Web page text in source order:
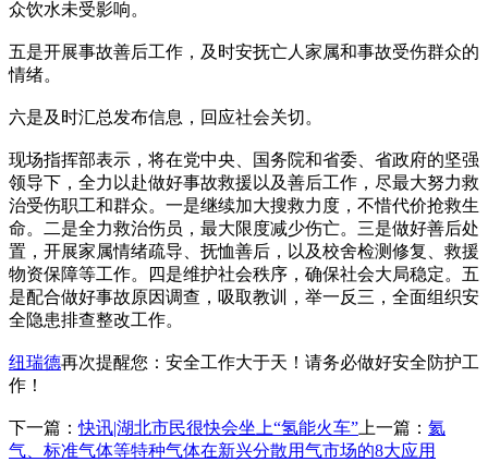
众饮水未受影响。
五是开展事故善后工作，及时安抚亡人家属和事故受伤群众的
情绪。
六是及时汇总发布信息，回应社会关切。
现场指挥部表示，将在党中央、国务院和省委、省政府的坚强
领导下，全力以赴做好事故救援以及善后工作，尽最大努力救
治受伤职工和群众。一是继续加大搜救力度，不惜代价抢救生
命。二是全力救治伤员，最大限度减少伤亡。三是做好善后处
置，开展家属情绪疏导、抚恤善后，以及校舍检测修复、救援
物资保障等工作。四是维护社会秩序，确保社会大局稳定。五
是配合做好事故原因调查，吸取教训，举一反三，全面组织安
全隐患排查整改工作。
纽瑞德再次提醒您：安全工作大于天！请务必做好安全防护工
作！
下一篇：快讯|湖北市民很快会坐上“氢能火车” 上一篇： 氦
气、标准气体等特种气体在新兴分散用气市场的8大应用